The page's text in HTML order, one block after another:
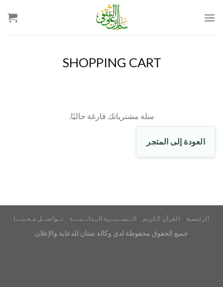
SHOPPING CART
سلة مشترياتك فارغة حاليًا.
العودة إلى المتجر
الرئيسية القرآن الكريم الــســيــرة الــذاتــيـــة تــواصــل مـعـنـــا
جميع الحقوق محفوظة لدي وكالة شنان للدعاية والإعلان